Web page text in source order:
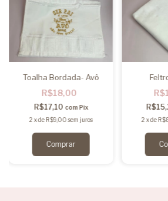
Toalha Bordada- Avô
R$18,00
R$17,10 com Pix
2 xdeR$9,00 sem juros
2 xde